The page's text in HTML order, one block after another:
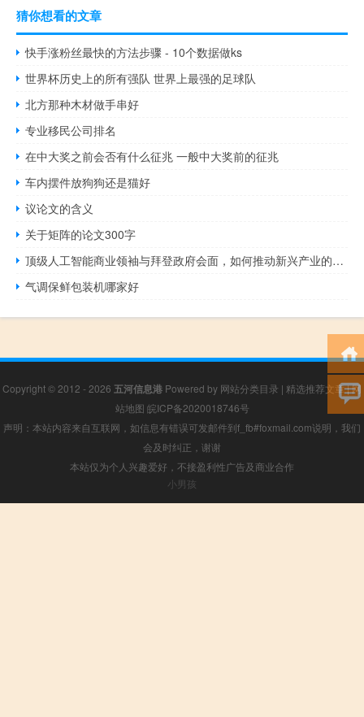
猜你想看的文章
快手涨粉丝最快的方法步骤 - 10个数据做ks
世界杯历史上的所有强队 世界上最强的足球队
北方那种木材做手串好
专业移民公司排名
在中大奖之前会否有什么征兆 一般中大奖前的征兆
车内摆件放狗狗还是猫好
议论文的含义
关于矩阵的论文300字
顶级人工智能商业领袖与拜登政府会面，如何推动新兴产业的发展？
气调保鲜包装机哪家好
Copyright © 2012 - 2026 五河信息港 Powered by 网站分类目录 | 精选推荐文章|网
站地图 皖ICP备2020018746号
声明：本站内容来自互联网，如信息有错误可发邮件到f_fb#foxmail.com说明，我们
会及时纠正，谢谢
本站仅为个人兴趣爱好，不接盈利性广告及商业合作
小男孩